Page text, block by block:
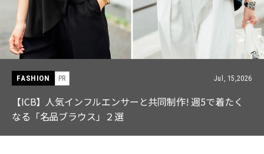
FASHION PR Jul, 15,2026
【ICB】人気インフルエンサーと共同制作! 週5で着たく
なる「名品ブラウス」２選